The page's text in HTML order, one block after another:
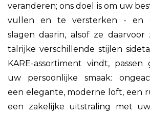
veranderen; ons doel is om uw
vullen en te versterken - en
slagen daarin, alsof ze daarvoor
talrijke verschillende stijlen
KARE-assortiment vindt, passen
uw persoonlijke smaak:
een elegante, moderne loft, een
een zakelijke uitstraling met